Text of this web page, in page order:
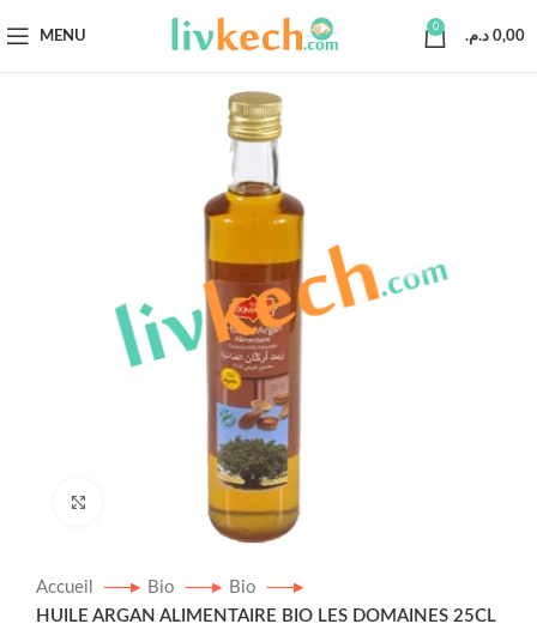
MENU
0
0,00 د.م.
Click to enlarge
Accueil Bio
Bio
HUILE ARGAN ALIMENTAIRE BIO LES DOMAINES 25CL